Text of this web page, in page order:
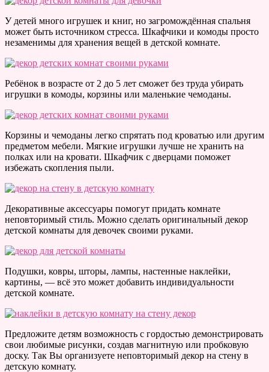
У детей много игрушек и книг, но загромождённая спальня
может быть источником стресса. Шкафчики и комоды просто
незаменимы для хранения вещей в детской комнате.
Ребёнок в возрасте от 2 до 5 лет сможет без труда убирать
игрушки в комоды, корзины или маленькие чемоданы.
Корзины и чемоданы легко спрятать под кроватью или другим
предметом мебели. Мягкие игрушки лучше не хранить на
полках или на кровати. Шкафчик с дверцами поможет
избежать скопления пыли.
Декоративные аксессуары помогут придать комнате
неповторимый стиль. Можно сделать оригинальный декор
детской комнаты для девочек своими руками.
Подушки, ковры, шторы, лампы, настенные наклейки,
картины, — всё это может добавить индивидуальности
детской комнате.
Предложите детям возможность с гордостью демонстрировать
свои любимые рисунки, создав магнитную или пробковую
доску. Так Вы организуете неповторимый декор на стену в
детскую комнату.